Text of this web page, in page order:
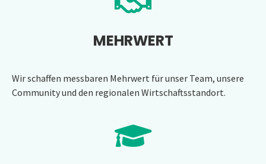
MEHRWERT
Wir schaffen messbaren Mehrwert für unser Team, unsere
Community und den regionalen Wirtschaftsstandort.